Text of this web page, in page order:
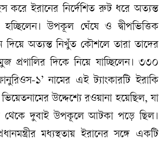
করে ইরানের নির্দেশিত রুট ধরে অত্যন্ত
উপকূল ঘেঁষে ও দ্বীপভিত্তিক
দিয়ে অত্যন্ত নিখুঁত কৌশলে তারা তাদের
প্রণালির দিকে নিয়ে যাচ্ছিলেন। ৩৩০
১’ নামের এই ট্যাংকারটি ইরাকি
উদ্দেশ্যে রওয়ানা হয়েছিল, যা
থেকে দুবাই উপকূলে আটকা পড়ে ছিল।
মধ্যস্থতায় ইরানের সঙ্গে একটি